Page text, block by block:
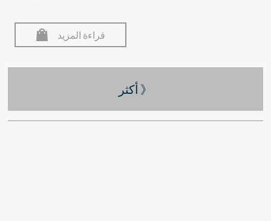
قراءة المزيد
أكثر 》